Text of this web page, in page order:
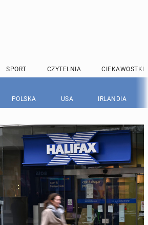
SPORT CZYTELNIA CIEKAWOSTKI
POLSKA USA IRLANDIA